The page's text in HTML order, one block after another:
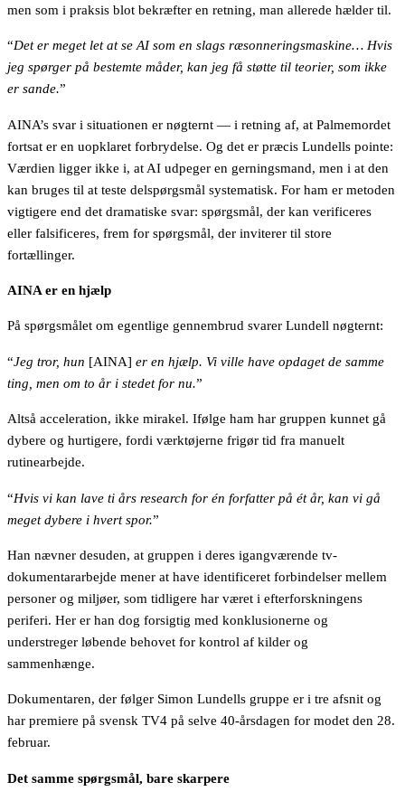
men som i praksis blot bekræfter en retning, man allerede hælder til.
“Det er meget let at se AI som en slags ræsonneringsmaskine… Hvis
jeg spørger på bestemte måder, kan jeg få støtte til teorier, som ikke
er sande.”
AINA’s svar i situationen er nøgternt — i retning af, at Palmemordet
fortsat er en uopklaret forbrydelse. Og det er præcis Lundells pointe:
Værdien ligger ikke i, at AI udpeger en gerningsmand, men i at den
kan bruges til at teste delspørgsmål systematisk. For ham er metoden
vigtigere end det dramatiske svar: spørgsmål, der kan verificeres
eller falsificeres, frem for spørgsmål, der inviterer til store
fortællinger.
AINA er en hjælp
På spørgsmålet om egentlige gennembrud svarer Lundell nøgternt:
“Jeg tror, hun [AINA] er en hjælp. Vi ville have opdaget de samme
ting, men om to år i stedet for nu.”
Altså acceleration, ikke mirakel. Ifølge ham har gruppen kunnet gå
dybere og hurtigere, fordi værktøjerne frigør tid fra manuelt
rutinearbejde.
“Hvis vi kan lave ti års research for én forfatter på ét år, kan vi gå
meget dybere i hvert spor.”
Han nævner desuden, at gruppen i deres igangværende tv-
dokumentararbejde mener at have identificeret forbindelser mellem
personer og miljøer, som tidligere har været i efterforskningens
periferi. Her er han dog forsigtig med konklusionerne og
understreger løbende behovet for kontrol af kilder og
sammenhænge.
Dokumentaren, der følger Simon Lundells gruppe er i tre afsnit og
har premiere på svensk TV4 på selve 40-årsdagen for modet den 28.
februar.
Det samme spørgsmål, bare skarpere